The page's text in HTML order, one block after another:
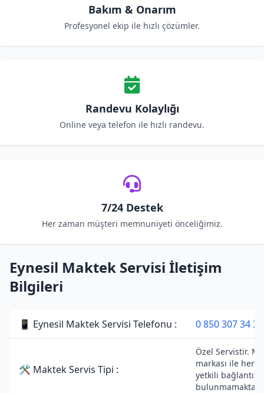
Bakım & Onarım
Profesyonel ekip ile hızlı çözümler.
Randevu Kolaylığı
Online veya telefon ile hızlı randevu.
7/24 Destek
Her zaman müşteri memnuniyeti önceliğimiz.
Eynesil Maktek Servisi İletişim
Bilgileri
📱 Eynesil Maktek Servisi Telefonu : 0 850 307 34 38
🛠 Maktek Servis Tipi :
Özel Servistir.
markası ile
yetkili bağlantısı